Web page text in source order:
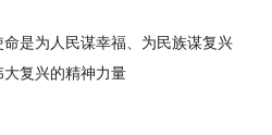
是为人民谋幸福、为民族谋复兴
复兴的精神力量